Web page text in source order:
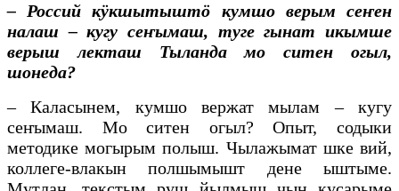
– Россий кӱкшытыштӧ кумшо верым сеҥен
налаш – кугу сеҥымаш, туге гынат икымше
верыш лекташ Тыланда мо ситен огыл,
шонеда?
– Каласынем, кумшо вержат мылам – кугу
сеҥымаш. Мо ситен огыл? Опыт, содыки
методике могырым полыш. Чылажымат шке вий,
коллеге-влакын полшымышт дене ыштыме.